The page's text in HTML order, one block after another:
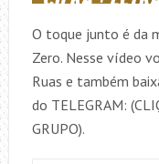
O toque junto é da
Zero. Nesse vídeo
Ruas e também
do TELEGRAM:
GRUPO).